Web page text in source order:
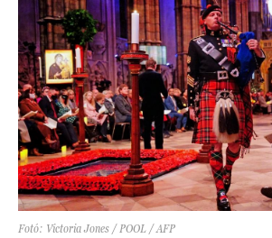
Fotó: Victoria Jones / POOL / AFP